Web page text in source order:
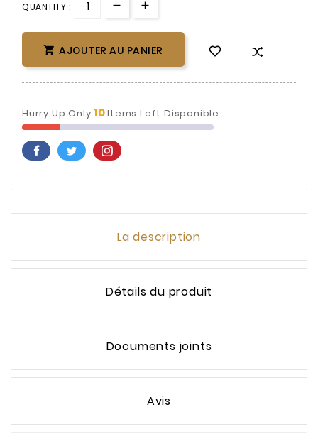
QUANTITY :
 AJOUTER AU PANIER
Hurry Up Only10Items Left Disponible
La description
Détails du produit
Documents joints
Avis